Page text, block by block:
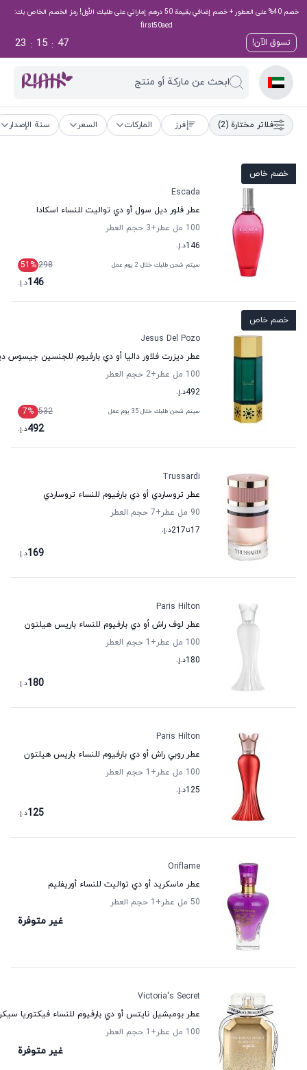
خصم 40% على العطور + خصم إضافي بقيمة 50 درهم إماراتي على طلبك الأول! رمز الخصم الخاص بك:
first50aed
تسوق الآن! 46
:
15
:
23
ابحث عن ماركة أو منتج
فلاتر مختارة (2) فرز الماركات السعر سنة الإصدار
خصم خاص
Escada
عطر فلور ديل سول أو دي تواليت للنساء اسكادا
100 مل عطر
+3
حجم العطر
146د.إ.
سيتم شحن طلبك خلال 2 يوم عمل 298
51 %
146د.إ.
خصم خاص
Jesus Del Pozo
عطر ديزرت فلاور داليا أو دي بارفيوم للجنسين جيسوس
100 مل عطر
+2
حجم العطر
492د.إ.
سيتم شحن طلبك خلال 35 يوم عمل 532
7%
492د.إ.
Trussardi
عطر تروساردي أو دي بارفيوم للنساء تروساردي
90 مل عطر
+7
حجم العطر
17تا217د.إ.
169د.إ.
Paris Hilton
عطر لوف راش أو دي بارفيوم للنساء باريس هيلتون
100 مل عطر
+1
حجم العطر
180د.إ.
180د.إ.
Paris Hilton
عطر روبي راش أو دي بارفيوم للنساء باريس هيلتون
100 مل عطر
+1
حجم العطر
125د.إ.
125د.إ.
Oriflame
عطر ماسكريد أو دي تواليت للنساء أوريفليم
50 مل عطر
+1 حجم العطر
غير متوفرة
Victoria's Secret
عطر بومبشيل نايتس أو دي بارفيوم للنساء فيكتوريا
100 مل عطر
+1 حجم العطر
غير متوفرة